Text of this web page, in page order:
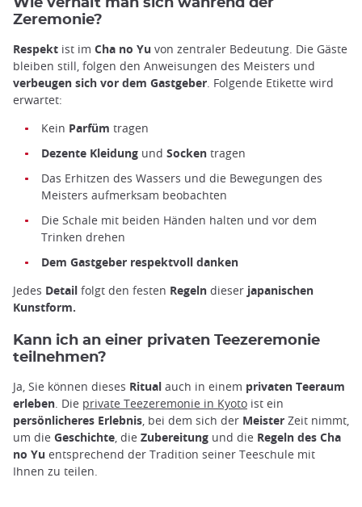
Zeremonie?
Respekt ist im Cha no Yu von zentraler Bedeutung. Die Gäste
bleiben still, folgen den Anweisungen des Meisters und
verbeugen sich vor dem Gastgeber. Folgende Etikette wird
erwartet:
Kein Parfüm tragen
Dezente Kleidung und Socken tragen
Das Erhitzen des Wassers und die Bewegungen des
Meisters aufmerksam beobachten
Die Schale mit beiden Händen halten und vor dem
Trinken drehen
Dem Gastgeber respektvoll danken
Jedes Detail folgt den festen Regeln dieser japanischen
Kunstform.
Kann ich an einer privaten Teezeremonie
teilnehmen?
Ja, Sie können dieses Ritual auch in einem privaten Teeraum
erleben. Die private Teezeremonie in Kyoto ist ein
persönlicheres Erlebnis, bei dem sich der Meister Zeit nimmt,
um die Geschichte, die Zubereitung und die Regeln des Cha
no Yu entsprechend der Tradition seiner Teeschule mit
Ihnen zu teilen.